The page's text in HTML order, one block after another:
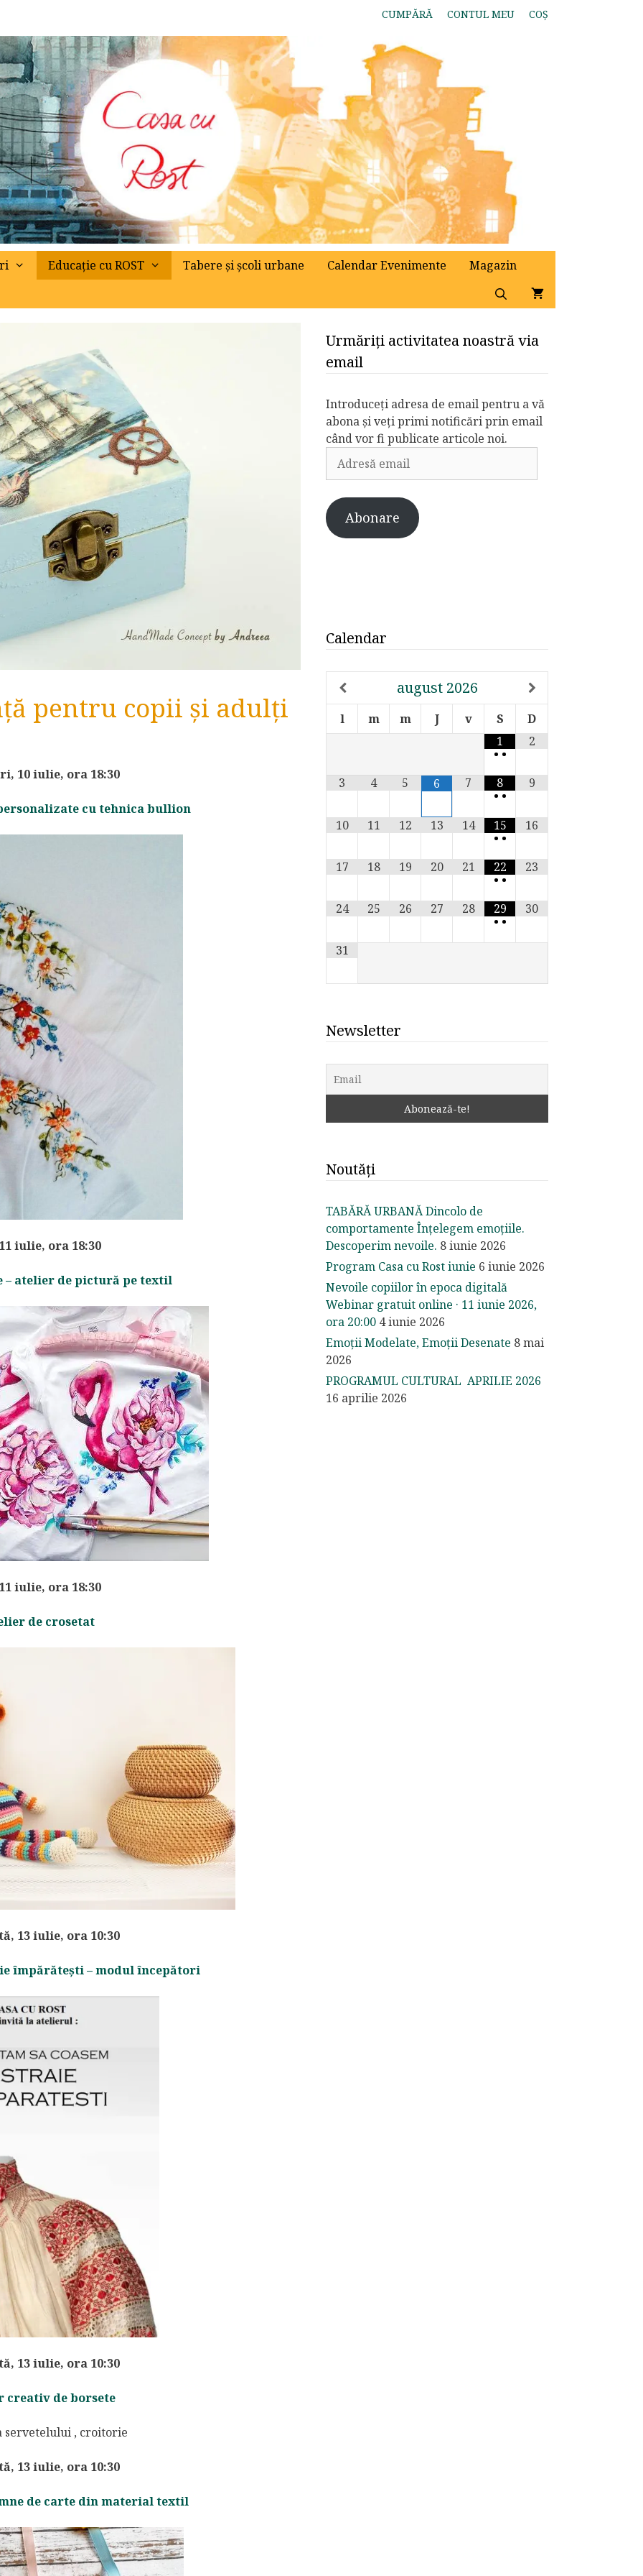
CUMPĂRĂ CONTUL MEU COȘ
Educație cu ROST Tabere și școli urbane Calendar Evenimente Magazin
pentru copii și adulți
10 iulie, ora 18:30
cu tehnica bullion
iulie, ora 18:30
atelier de pictură pe textil
iulie, ora 18:30
de crosetat
13 iulie, ora 10:30
împărătești – modul începători
13 iulie, ora 10:30
creativ de borsete
13 iulie, ora 10:30
de carte din material textil
Urmăriți activitatea noastră via
email
Introduceți adresa de email pentru a vă
abona și veți primi notificări prin email
când vor fi publicate articole noi.
Adresă
email
Abonare
Calendar
august 2026
l m m J v S
D
1
• •
2
3 4 5 6 7
8
• •
9
10 11 12 13 14
15
• •
16
17 18 19 20 21
22
• •
23
24 25 26 27 28
29
• •
30
31
Newsletter
Noutăți
TABĂRĂ URBANĂ Dincolo de
comportamente Înțelegem emoțiile.
Descoperim nevoile. 8 iunie 2026
Program Casa cu Rost iunie 6 iunie 2026
Nevoile copiilor în epoca digitală
Webinar gratuit online · 11 iunie 2026,
ora 20:00 4 iunie 2026
Emoții Modelate, Emoții Desenate 8 mai
2026
PROGRAMUL CULTURAL APRILIE 2026
16 aprilie 2026